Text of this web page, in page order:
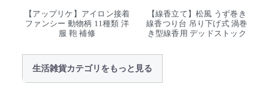
【アップリケ】アイロン接着
ファンシー 動物柄 11種類 洋
服 鞄 補修
【線香立て】松風 うず巻き
線香つり台 吊り下げ式 渦巻
き型線香用 デッドストック
生活雑貨カテゴリをもっと見る